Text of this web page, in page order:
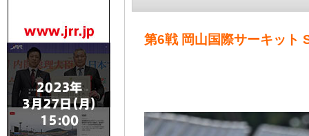
第6戦 岡山国際サーキット